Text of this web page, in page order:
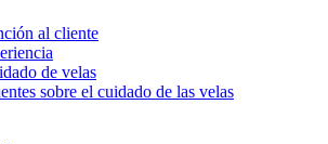
al cliente
de velas
sobre el cuidado de las velas